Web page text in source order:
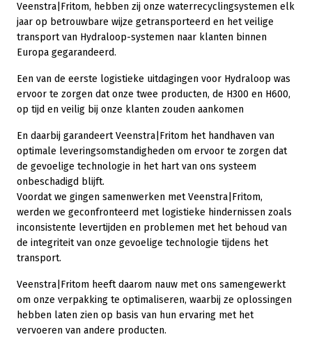
Veenstra|Fritom, hebben zij onze waterrecyclingsystemen elk
jaar op betrouwbare wijze getransporteerd en het veilige
transport van Hydraloop-systemen naar klanten binnen
Europa gegarandeerd.
Een van de eerste logistieke uitdagingen voor Hydraloop was
ervoor te zorgen dat onze twee producten, de H300 en H600,
op tijd en veilig bij onze klanten zouden aankomen
En daarbij garandeert Veenstra|Fritom het handhaven van
optimale leveringsomstandigheden om ervoor te zorgen dat
de gevoelige technologie in het hart van ons systeem
onbeschadigd blijft.
Voordat we gingen samenwerken met Veenstra|Fritom,
werden we geconfronteerd met logistieke hindernissen zoals
inconsistente levertijden en problemen met het behoud van
de integriteit van onze gevoelige technologie tijdens het
transport.
Veenstra|Fritom heeft daarom nauw met ons samengewerkt
om onze verpakking te optimaliseren, waarbij ze oplossingen
hebben laten zien op basis van hun ervaring met het
vervoeren van andere producten.